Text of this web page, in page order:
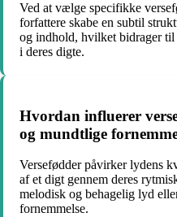
Ved at vælge specifikke
forfattere skabe en subtil
og indhold, hvilket bidrager til
i deres digte.
Hvordan influerer
og mundtlige
Versefødder påvirker lydens
af et digt gennem deres
melodisk og behagelig lyd
fornemmelse.